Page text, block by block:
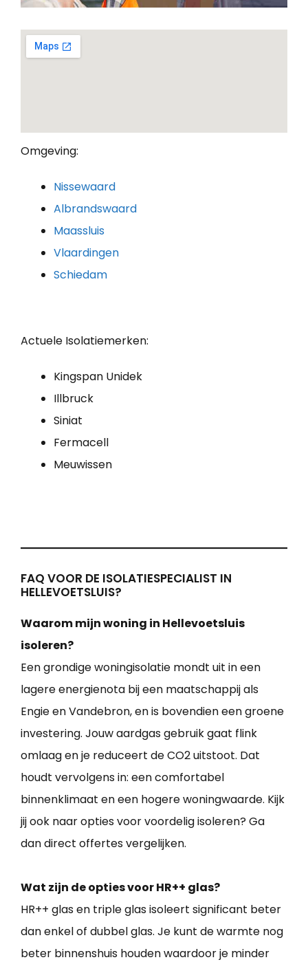
Omgeving:
Nissewaard
Albrandswaard
Maassluis
Vlaardingen
Schiedam
Actuele Isolatiemerken:
Kingspan Unidek
Illbruck
Siniat
Fermacell
Meuwissen
FAQ VOOR DE ISOLATIESPECIALIST IN
HELLEVOETSLUIS?
Waarom mijn woning in Hellevoetsluis
isoleren?
Een grondige woningisolatie mondt uit in een
lagere energienota bij een maatschappij als
Engie en Vandebron, en is bovendien een groene
investering. Jouw aardgas gebruik gaat flink
omlaag en je reduceert de CO2 uitstoot. Dat
houdt vervolgens in: een comfortabel
binnenklimaat en een hogere woningwaarde. Kijk
jij ook naar opties voor voordelig isoleren? Ga
dan direct offertes vergelijken.
Wat zijn de opties voor HR++ glas?
HR++ glas en triple glas isoleert significant beter
dan enkel of dubbel glas. Je kunt de warmte nog
beter binnenshuis houden waardoor je minder